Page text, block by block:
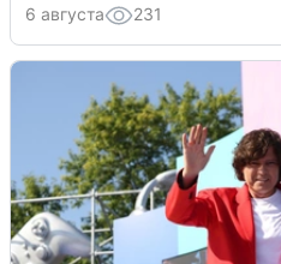
6 августа 231